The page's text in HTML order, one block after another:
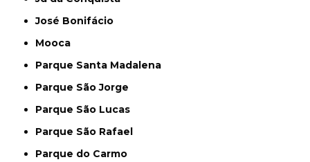
José Bonifácio
Mooca
Parque Santa Madalena
Parque São Jorge
Parque São Lucas
Parque São Rafael
Parque do Carmo